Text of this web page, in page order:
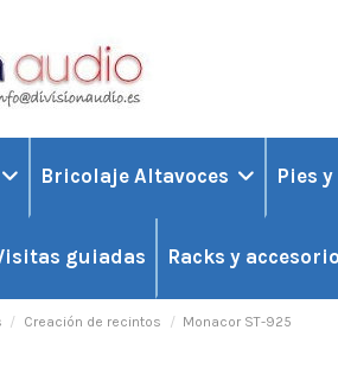
Bricolaje Altavoces Pies
guiadas Racks y
Creación de recintos Monacor ST-925